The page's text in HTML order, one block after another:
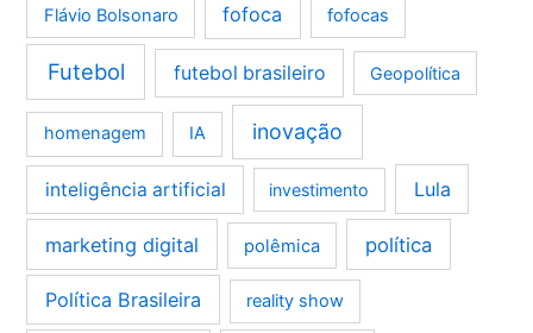
Flávio Bolsonaro fofoca fofocas
Futebol futebol brasileiro Geopolítica
homenagem IA inovação
inteligência artificial investimento Lula
marketing digital polêmica política
Política Brasileira reality show